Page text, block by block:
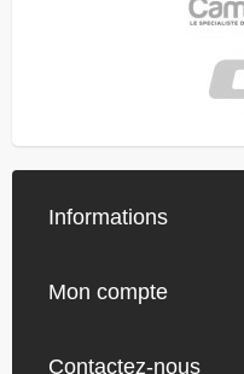
Informations
Mon compte
Contactez-nous